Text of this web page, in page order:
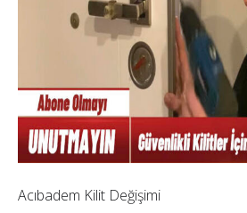
Acıbadem Kilit Değişimi